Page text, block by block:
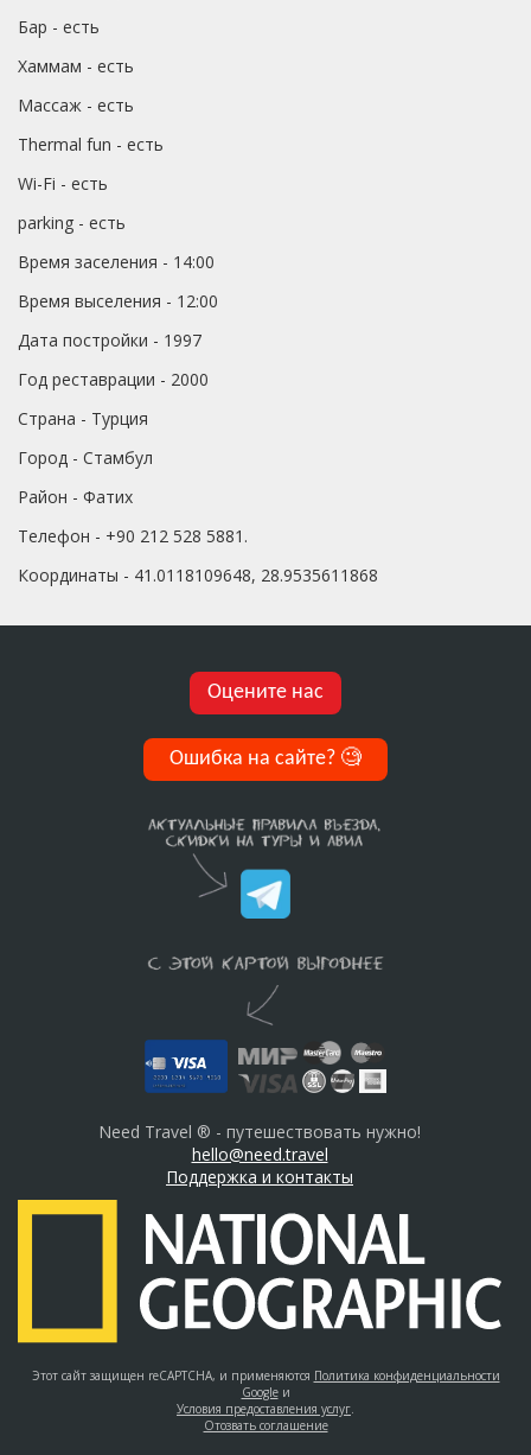
Бар - есть
Хаммам - есть
Массаж - есть
Thermal fun - есть
Wi-Fi - есть
parking - есть
Время заселения - 14:00
Время выселения - 12:00
Дата постройки - 1997
Год реставрации - 2000
Страна - Турция
Город - Стамбул
Район - Фатих
Телефон - +90 212 528 5881.
Координаты - 41.0118109648, 28.9535611868
Оцените нас
Ошибка на сайте? 🧐
Need Travel ® - путешествовать нужно!
hello@need.travel
Поддержка и контакты
Этот сайт защищен reCAPTCHA, и применяются Политика конфиденциальности
Googleи
Условия предоставления услуг.
Отозвать соглашение